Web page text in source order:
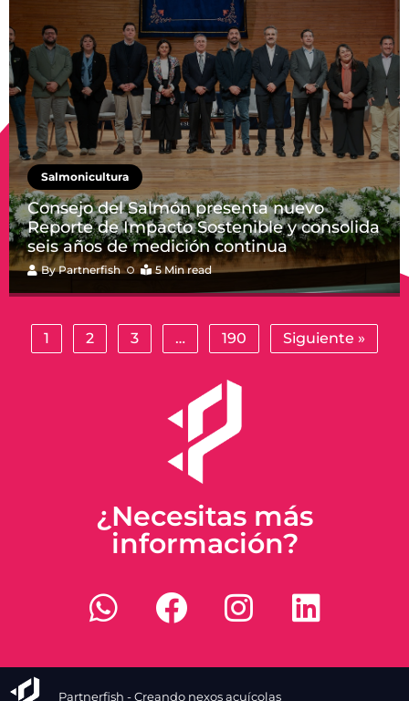
Salmonicultura
Consejo del Salmón presenta nuevo
Reporte de Impacto Sostenible y consolida
seis años de medición continua
ByPartnerfish 5 Min read
1 2 3 … 190 Siguiente »
¿Necesitas más
información?
Partnerfish - Creando nexos acuícolas